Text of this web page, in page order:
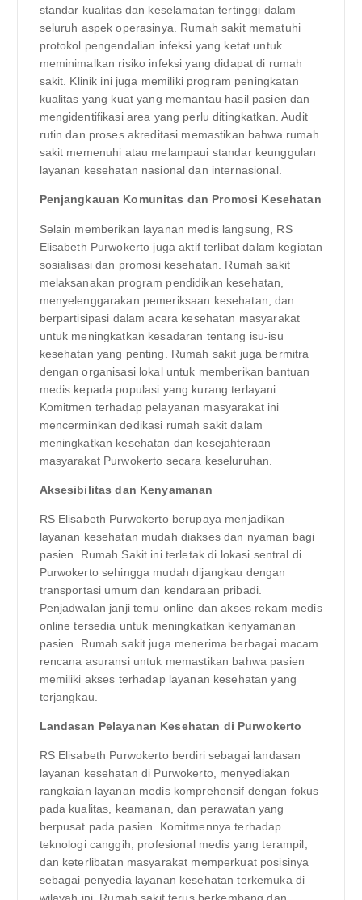
standar kualitas dan keselamatan tertinggi dalam
seluruh aspek operasinya. Rumah sakit mematuhi
protokol pengendalian infeksi yang ketat untuk
meminimalkan risiko infeksi yang didapat di rumah
sakit. Klinik ini juga memiliki program peningkatan
kualitas yang kuat yang memantau hasil pasien dan
mengidentifikasi area yang perlu ditingkatkan. Audit
rutin dan proses akreditasi memastikan bahwa rumah
sakit memenuhi atau melampaui standar keunggulan
layanan kesehatan nasional dan internasional.
Penjangkauan Komunitas dan Promosi Kesehatan
Selain memberikan layanan medis langsung, RS
Elisabeth Purwokerto juga aktif terlibat dalam kegiatan
sosialisasi dan promosi kesehatan. Rumah sakit
melaksanakan program pendidikan kesehatan,
menyelenggarakan pemeriksaan kesehatan, dan
berpartisipasi dalam acara kesehatan masyarakat
untuk meningkatkan kesadaran tentang isu-isu
kesehatan yang penting. Rumah sakit juga bermitra
dengan organisasi lokal untuk memberikan bantuan
medis kepada populasi yang kurang terlayani.
Komitmen terhadap pelayanan masyarakat ini
mencerminkan dedikasi rumah sakit dalam
meningkatkan kesehatan dan kesejahteraan
masyarakat Purwokerto secara keseluruhan.
Aksesibilitas dan Kenyamanan
RS Elisabeth Purwokerto berupaya menjadikan
layanan kesehatan mudah diakses dan nyaman bagi
pasien. Rumah Sakit ini terletak di lokasi sentral di
Purwokerto sehingga mudah dijangkau dengan
transportasi umum dan kendaraan pribadi.
Penjadwalan janji temu online dan akses rekam medis
online tersedia untuk meningkatkan kenyamanan
pasien. Rumah sakit juga menerima berbagai macam
rencana asuransi untuk memastikan bahwa pasien
memiliki akses terhadap layanan kesehatan yang
terjangkau.
Landasan Pelayanan Kesehatan di Purwokerto
RS Elisabeth Purwokerto berdiri sebagai landasan
layanan kesehatan di Purwokerto, menyediakan
rangkaian layanan medis komprehensif dengan fokus
pada kualitas, keamanan, dan perawatan yang
berpusat pada pasien. Komitmennya terhadap
teknologi canggih, profesional medis yang terampil,
dan keterlibatan masyarakat memperkuat posisinya
sebagai penyedia layanan kesehatan terkemuka di